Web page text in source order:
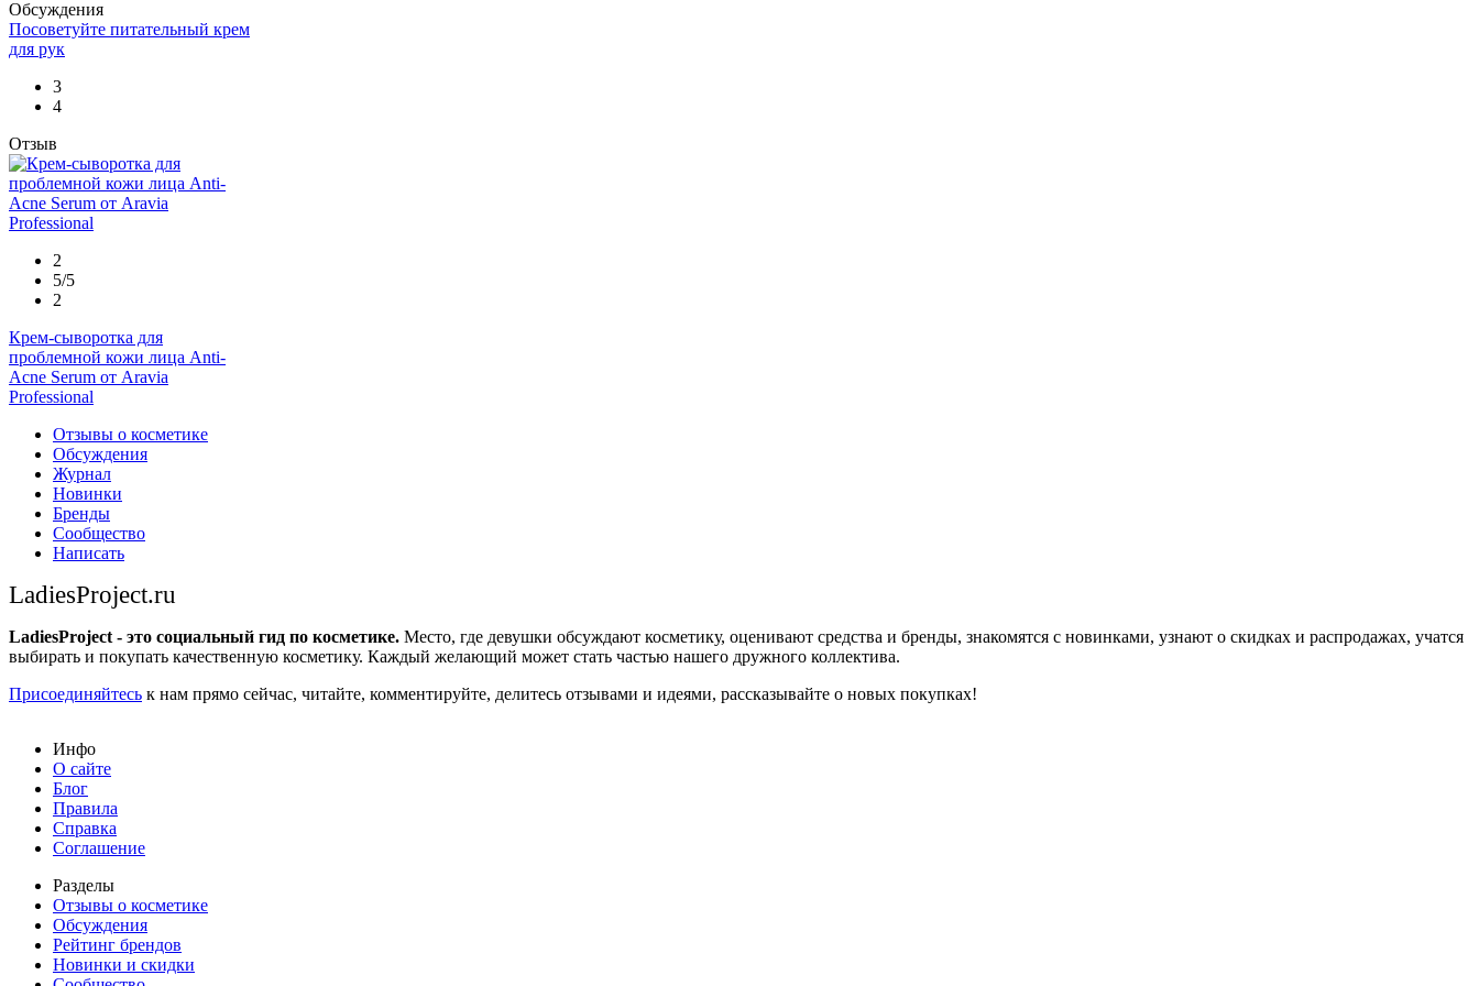
Обсуждения
Посоветуйте питательный крем
для рук
3
4
Отзыв
2
5/5
2
Крем-сыворотка для
проблемной кожи лица Anti-
Acne Serum от Aravia
Professional
Отзывы о косметике
Обсуждения
Журнал
Новинки
Бренды
Сообщество
Написать
LadiesProject.ru
LadiesProject - это социальный гид по косметике. Место, где девушки обсуждают косметику, оценивают средства и бренды, знакомятся с новинками, узнают о скидках и распродажах, учатся
выбирать и покупать качественную косметику. Каждый желающий может стать частью нашего дружного коллектива.
Присоединяйтесь к нам прямо сейчас, читайте, комментируйте, делитесь отзывами и идеями, рассказывайте о новых покупках!
Инфо
О сайте
Блог
Правила
Справка
Соглашение
Разделы
Отзывы о косметике
Обсуждения
Рейтинг брендов
Новинки и скидки